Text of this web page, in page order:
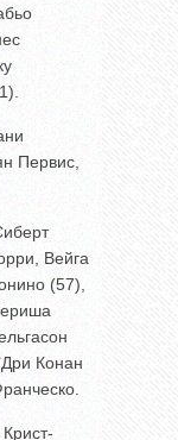
Первис,
Вейга
(57),
Конан